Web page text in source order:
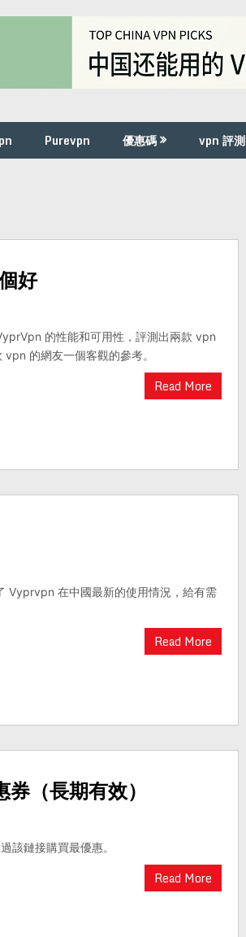
Purevpn 優惠碼 vpn 評測
好
的性能和可用性，評測出兩款 vpn
的網友一個客觀的參考。
Read More
Vyprvpn 在中國最新的使用情況，給有需
Read More
（長期有效）
該鏈接購買最優惠。
Read More